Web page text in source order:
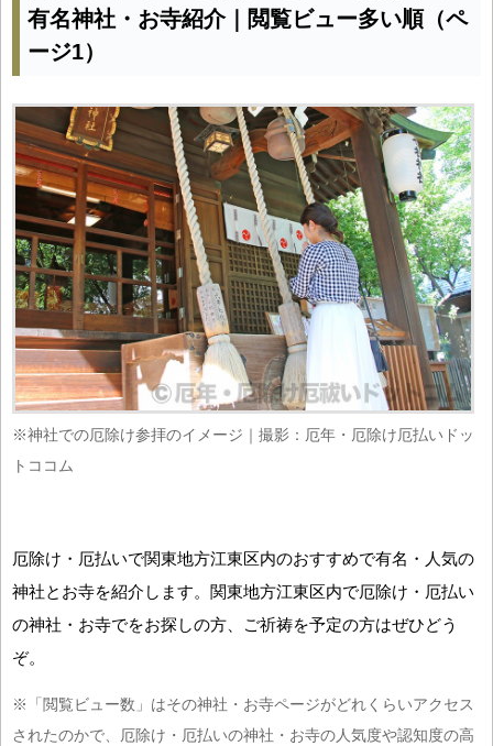
有名神社・お寺紹介｜閲覧ビュー多い順（ペ
ージ1）
※神社での厄除け参拝のイメージ｜撮影：厄年・厄除け厄払いドッ
トココム
厄除け・厄払いで関東地方江東区内のおすすめで有名・人気の
神社とお寺を紹介します。関東地方江東区内で厄除け・厄払い
の神社・お寺でをお探しの方、ご祈祷を予定の方はぜひどう
ぞ。
※「閲覧ビュー数」はその神社・お寺ページがどれくらいアクセス
されたのかで、厄除け・厄払いの神社・お寺の人気度や認知度の高